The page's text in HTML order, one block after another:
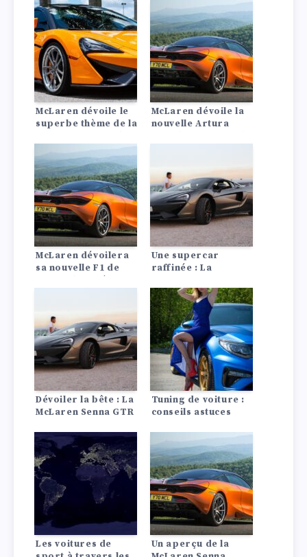
voici le programme
complet
McLaren dévoile le
superbe thème de la
personnalisées
McLaren dévoile la
nouvelle Artura
McLaren dévoilera
sa nouvelle F1 de
Une supercar
raffinée : La
Spider
Dévoiler la bête : La
McLaren Senna GTR
Tuning de voiture :
conseils astuces
Les voitures de
Un aperçu de la